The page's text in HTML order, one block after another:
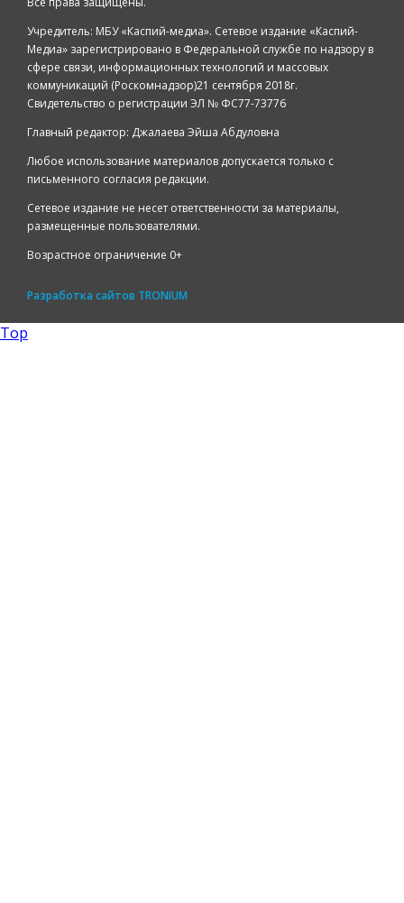
Учредитель: МБУ «Каспий-медиа». Сетевое издание «Каспий-
Медиа» зарегистрировано в Федеральной службе по надзору в
сфере связи, информационных технологий и массовых
коммуникаций (Роскомнадзор)21 сентября 2018г.
Свидетельство о регистрации ЭЛ № ФС77-73776
Главный редактор: Джалаева Эйша Абдуловна
Любое использование материалов допускается только с
письменного согласия редакции.
Сетевое издание не несет ответственности за материалы,
размещенные пользователями.
Возрастное ограничение 0+
Разработка сайтов TRONIUM
Top